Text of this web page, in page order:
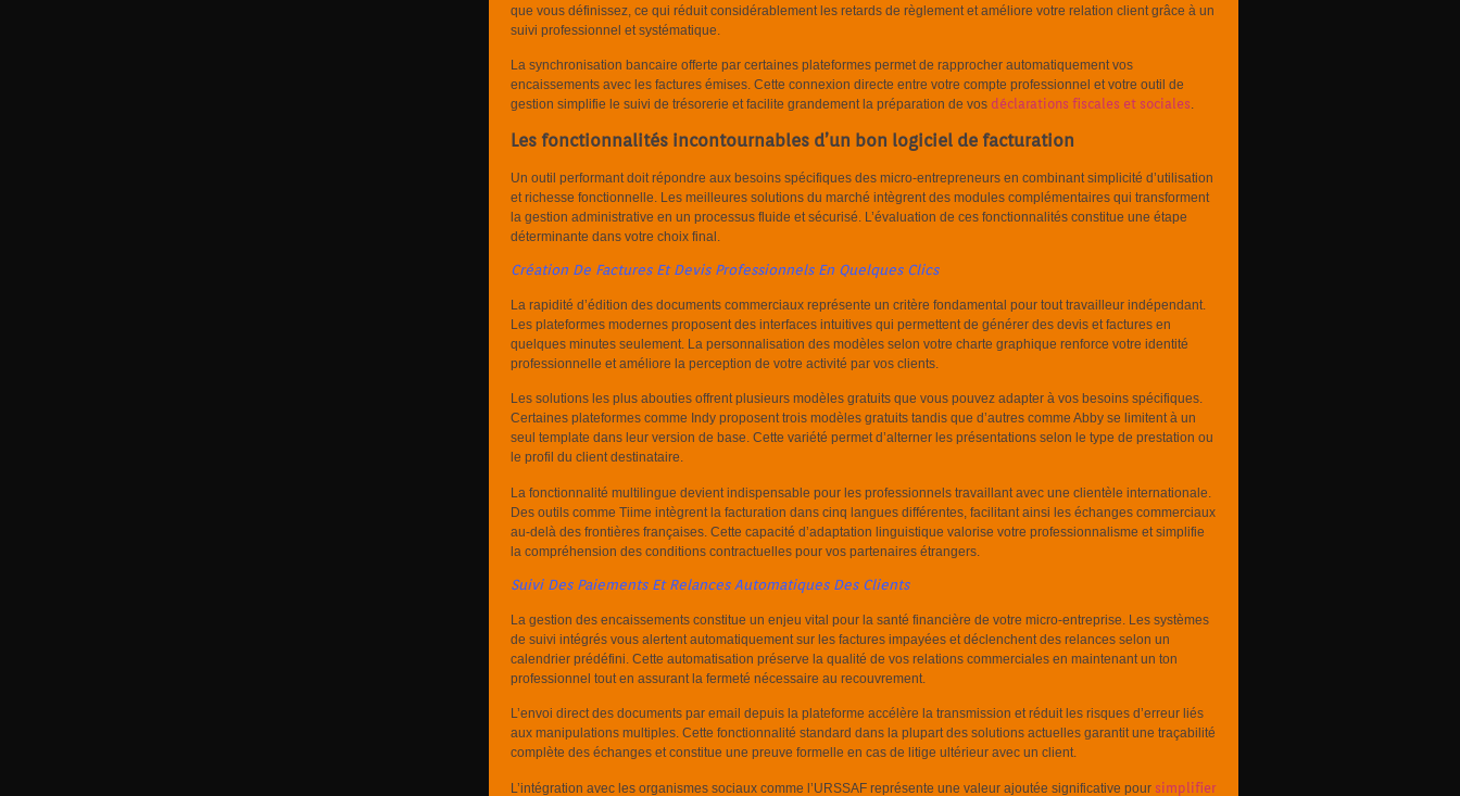
que vous définissez, ce qui réduit considérablement les retards de règlement et améliore votre relation client grâce à un
suivi professionnel et systématique.
La synchronisation bancaire offerte par certaines plateformes permet de rapprocher automatiquement vos
encaissements avec les factures émises. Cette connexion directe entre votre compte professionnel et votre outil de
gestion simplifie le suivi de trésorerie et facilite grandement la préparation de vos déclarations fiscales et sociales.
Les fonctionnalités incontournables d’un bon logiciel de facturation
Un outil performant doit répondre aux besoins spécifiques des micro-entrepreneurs en combinant simplicité d’utilisation
et richesse fonctionnelle. Les meilleures solutions du marché intègrent des modules complémentaires qui transforment
la gestion administrative en un processus fluide et sécurisé. L’évaluation de ces fonctionnalités constitue une étape
déterminante dans votre choix final.
Création De Factures Et Devis Professionnels En Quelques Clics
La rapidité d’édition des documents commerciaux représente un critère fondamental pour tout travailleur indépendant.
Les plateformes modernes proposent des interfaces intuitives qui permettent de générer des devis et factures en
quelques minutes seulement. La personnalisation des modèles selon votre charte graphique renforce votre identité
professionnelle et améliore la perception de votre activité par vos clients.
Les solutions les plus abouties offrent plusieurs modèles gratuits que vous pouvez adapter à vos besoins spécifiques.
Certaines plateformes comme Indy proposent trois modèles gratuits tandis que d’autres comme Abby se limitent à un
seul template dans leur version de base. Cette variété permet d’alterner les présentations selon le type de prestation ou
le profil du client destinataire.
La fonctionnalité multilingue devient indispensable pour les professionnels travaillant avec une clientèle internationale.
Des outils comme Tiime intègrent la facturation dans cinq langues différentes, facilitant ainsi les échanges commerciaux
au-delà des frontières françaises. Cette capacité d’adaptation linguistique valorise votre professionnalisme et simplifie
la compréhension des conditions contractuelles pour vos partenaires étrangers.
Suivi Des Paiements Et Relances Automatiques Des Clients
La gestion des encaissements constitue un enjeu vital pour la santé financière de votre micro-entreprise. Les systèmes
de suivi intégrés vous alertent automatiquement sur les factures impayées et déclenchent des relances selon un
calendrier prédéfini. Cette automatisation préserve la qualité de vos relations commerciales en maintenant un ton
professionnel tout en assurant la fermeté nécessaire au recouvrement.
L’envoi direct des documents par email depuis la plateforme accélère la transmission et réduit les risques d’erreur liés
aux manipulations multiples. Cette fonctionnalité standard dans la plupart des solutions actuelles garantit une traçabilité
complète des échanges et constitue une preuve formelle en cas de litige ultérieur avec un client.
L’intégration avec les organismes sociaux comme l’URSSAF représente une valeur ajoutée significative pour simplifier